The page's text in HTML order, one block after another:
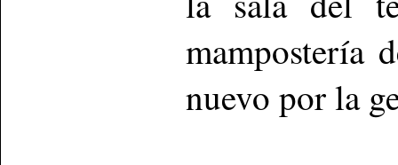
mampostería
nuevo por la